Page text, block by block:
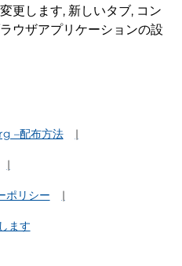
更します, 新しいタブ, コン
ウザアプリケーションの設
–配布方法
ポリシー
ます